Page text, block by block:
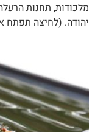
מלכודות, תחנות
יהודה. (לחיצה תפתח